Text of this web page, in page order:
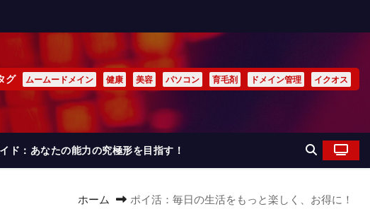
グ ムームードメイン 健康 美容 パソコン 育毛剤 ドメイン管理 イクオス
ド：あなたの能力の究極形を目指す！
ホーム ポイ活：毎日の生活をもっと楽しく、お得に！